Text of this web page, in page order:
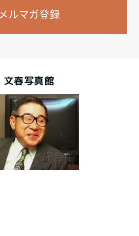
メルマガ登録
文春写真館